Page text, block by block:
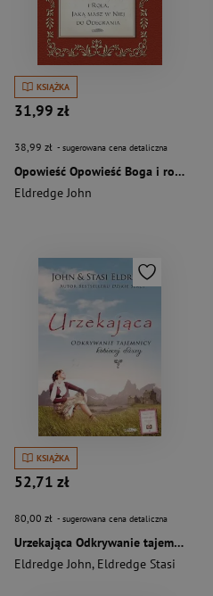
KSIĄŻKA
31,99 zł
38,99 zł - sugerowana cena detaliczna
Opowieść Opowieść Boga i rola, jaką masz w niej do odegrania
Eldredge John
KSIĄŻKA
52,71 zł
80,00 zł - sugerowana cena detaliczna
Urzekająca Odkrywanie tajemnicy kobiecej duszy
Eldredge John, Eldredge Stasi